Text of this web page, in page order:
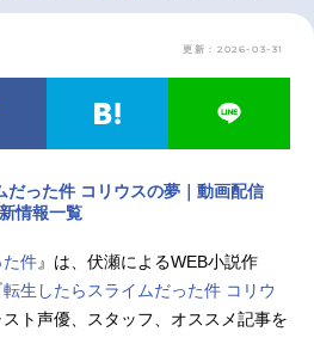
声優記事一覧
実写化映画一覧
更新：2026-03-31
だった件 コリウスの夢｜動画配信
情報一覧
た件』は、伏瀬によるWEB小説作
転生したらスライムだった件 コリウ
ト声優、スタッフ、オススメ記事を